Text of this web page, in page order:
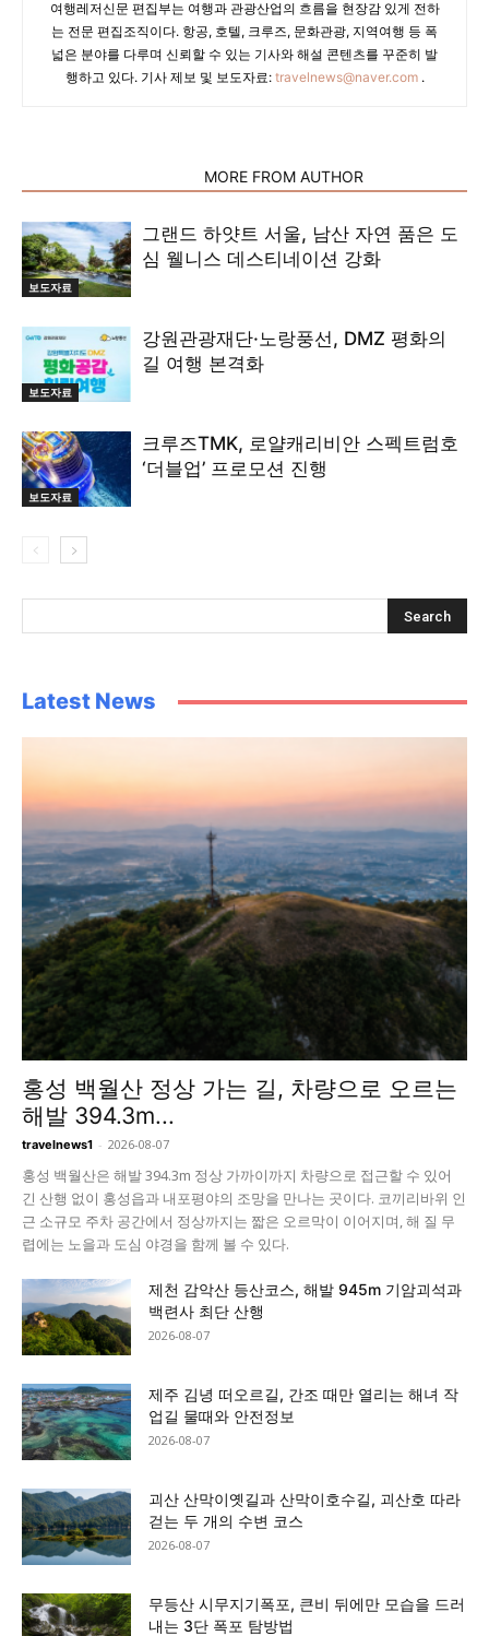
여행레저신문 편집부는 여행과 관광산업의 흐름을 현장감 있게 전하
는 전문 편집조직이다. 항공, 호텔, 크루즈, 문화관광, 지역여행 등 폭
넓은 분야를 다루며 신뢰할 수 있는 기사와 해설 콘텐츠를 꾸준히 발
행하고 있다. 기사 제보 및 보도자료: travelnews@naver.com.
MORE FROM AUTHOR
보도자료
그랜드 하얏트 서울, 남산 자연 품은 도
심 웰니스 데스티네이션 강화
보도자료
강원관광재단·노랑풍선, DMZ 평화의
길 여행 본격화
보도자료
크루즈TMK, 로얄캐리비안 스펙트럼호
‘더블업’ 프로모션 진행
Latest News
홍성 백월산 정상 가는 길, 차량으로 오르는
해발 394.3m...
travelnews1 - 2026-08-07
홍성 백월산은 해발 394.3m 정상 가까이까지 차량으로 접근할 수 있어
긴 산행 없이 홍성읍과 내포평야의 조망을 만나는 곳이다. 코끼리바위 인
근 소규모 주차 공간에서 정상까지는 짧은 오르막이 이어지며, 해 질 무
렵에는 노을과 도심 야경을 함께 볼 수 있다.
제천 감악산 등산코스, 해발 945m 기암괴석과
백련사 최단 산행
2026-08-07
제주 김녕 떠오르길, 간조 때만 열리는 해녀 작
업길 물때와 안전정보
2026-08-07
괴산 산막이옛길과 산막이호수길, 괴산호 따라
걷는 두 개의 수변 코스
2026-08-07
무등산 시무지기폭포, 큰비 뒤에만 모습을 드러
내는 3단 폭포 탐방법